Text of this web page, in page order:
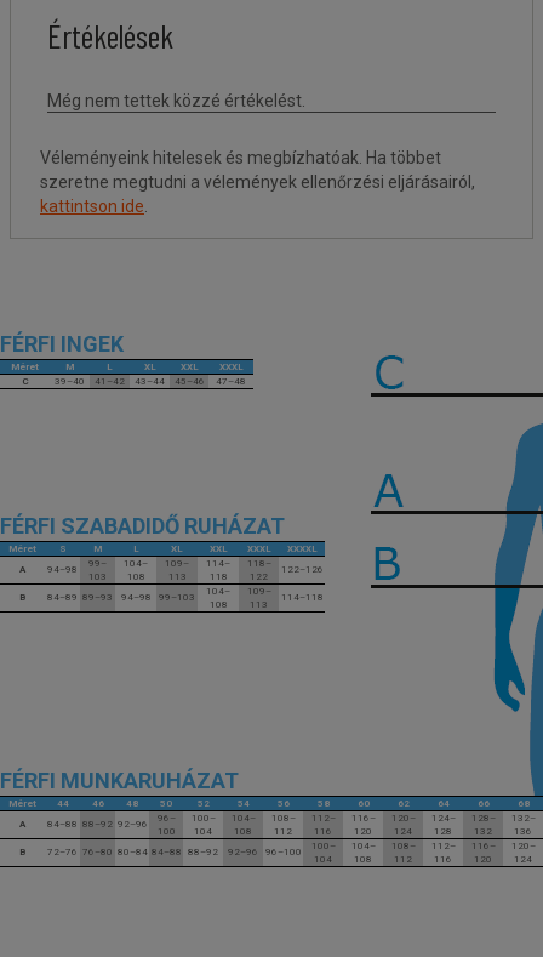
Véleményeink hitelesek és megbízhatóak. Ha többet
szeretne megtudni a vélemények ellenőrzési eljárásairól,
kattintson ide.
FÉRFI INGEK
Méret M L XL XXL
XXXL
C
39–40 41–42 43–44 45–46 47–48
FÉRFI SZABADIDŐ RUHÁZAT
Méret S M L XL XXL XXXL
XXXXL
A
94–98
99–
103
104–
108
109–
113
114–
118
118–
122
122–126
B 84–89 89–93 94–98 99–103
104–
108
109–
113
114–118
FÉRFI MUNKARUHÁZAT
Méret 44 46 48 50 52 54 56 58 60 62 64 66
68
A
84–88 88–92 92–96
96–
100
100–
104
104–
108
108–
112
112–
116
116–
120
120–
124
124–
128
128–
132
132–
136
B
72–76 76–80 80–84 84–88 88–92 92–96 96–100
100–
104
104–
108
108–
112
112–
116
116–
120
120–
124